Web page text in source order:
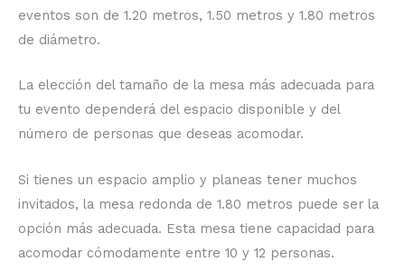
eventos son de 1.20 metros, 1.50 metros y 1.80 metros
de diámetro.
La elección del tamaño de la mesa más adecuada para
tu evento dependerá del espacio disponible y del
número de personas que deseas acomodar.
Si tienes un espacio amplio y planeas tener muchos
invitados, la mesa redonda de 1.80 metros puede ser la
opción más adecuada. Esta mesa tiene capacidad para
acomodar cómodamente entre 10 y 12 personas.